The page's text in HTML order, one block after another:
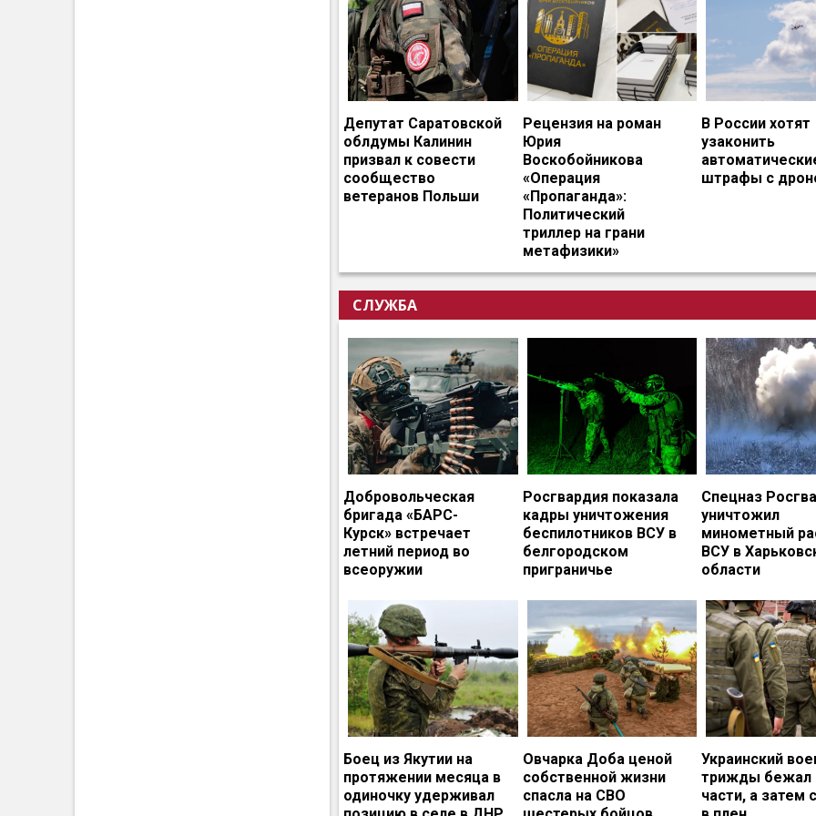
Депутат Саратовской
облдумы Калинин
призвал к совести
сообщество
ветеранов Польши
Рецензия на роман
Юрия
Воскобойникова
«Операция
«Пропаганда»:
Политический
триллер на грани
метафизики»
В России хотят
узаконить
штрафы с
СЛУЖБА
Добровольческая
бригада «БАРС-
Курск» встречает
летний период во
всеоружии
Росгвардия показала
кадры уничтожения
беспилотников ВСУ в
белгородском
приграничье
Спецназ
уничтожил
минометный
ВСУ в
области
Боец из Якутии на
протяжении месяца в
одиночку удерживал
Овчарка Доба ценой
собственной жизни
спасла на СВО
Украинский
трижды бежал
части, а затем